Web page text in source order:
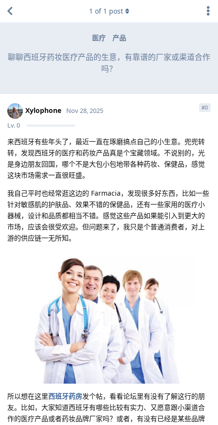
医疗 产品
聊聊西班牙药妆医疗产品的生意，有靠谱的厂家或渠道合作
吗？
1 of 1 post
Xylophone
Lv.0
Nov 28, 2025 #0
来西班牙有些年头了，最近一直在琢磨搞点自己的小生意。兜兜转
转，发现西班牙的医疗和药妆产品真是个宝藏领域。不说别的，光
是身边朋友回国，哪个不是大包小包地带各种药妆、保健品，感觉
这块市场需求一直很旺盛。
我自己平时也经常逛这边的 Farmacia，发现很多好东西，比如一些
针对敏感肌的护肤品、效果不错的保健品，还有一些家用的医疗小
器械，设计和品质都相当不错。感觉这些产品如果能引入到更大的
市场，应该会很受欢迎。但问题来了，我只是个普通消费者，对上
游的供应链一无所知。
所以想在这里西班牙药房发个帖，看看论坛里有没有了解这行的朋
友。比如，大家知道西班牙有哪些比较有实力、又愿意跟小渠道合
作的医疗产品或者药妆品牌厂家吗？或者，有没有已经是某些品牌